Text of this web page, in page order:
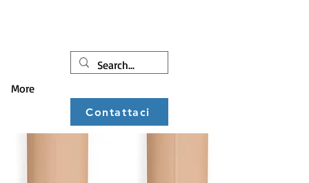
More
Contattaci